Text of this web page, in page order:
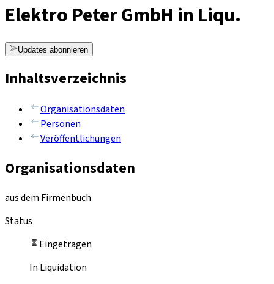
Elektro Peter GmbH in Liqu.
Updates abonnieren
Inhaltsverzeichnis
Organisationsdaten
Personen
Veröffentlichungen
Organisationsdaten
aus dem Firmenbuch
Status
Eingetragen
In Liquidation